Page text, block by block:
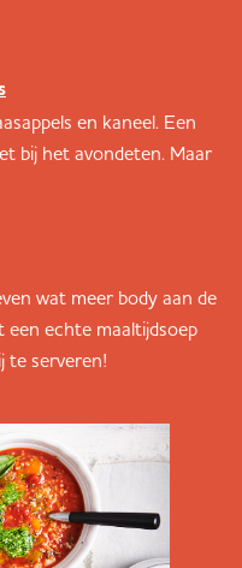
en kaneel. Een
bij het avondeten. Maar
wat meer body aan de
een echte maaltijdsoep
te serveren!